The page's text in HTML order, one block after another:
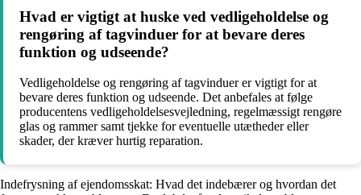
Hvad er vigtigt at huske ved vedligeholdelse og
rengøring af tagvinduer for at bevare deres
funktion og udseende?
Vedligeholdelse og rengøring af tagvinduer er vigtigt for at
bevare deres funktion og udseende. Det anbefales at følge
producentens vedligeholdelsesvejledning, regelmæssigt rengøre
glas og rammer samt tjekke for eventuelle utætheder eller
skader, der kræver hurtig reparation.
Indefrysning af ejendomsskat: Hvad det indebærer og hvordan det